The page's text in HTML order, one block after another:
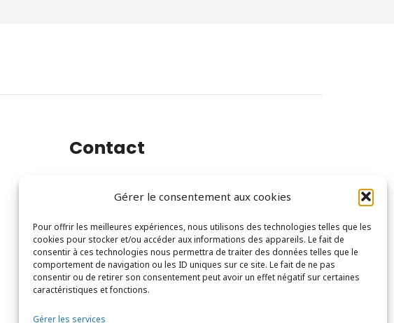
Gérer le consentement aux cookies
Pour offrir les meilleures expériences, nous utilisons des technologies telles que les
cookies pour stocker et/ou accéder aux informations des appareils. Le fait de
consentir à ces technologies nous permettra de traiter des données telles que le
comportement de navigation ou les ID uniques sur ce site. Le fait de ne pas
consentir ou de retirer son consentement peut avoir un effet négatif sur certaines
caractéristiques et fonctions.
Gérer les services
Contact
20 Rue Félix Faure, 94300 Vincennes
contact@mc-com.fr